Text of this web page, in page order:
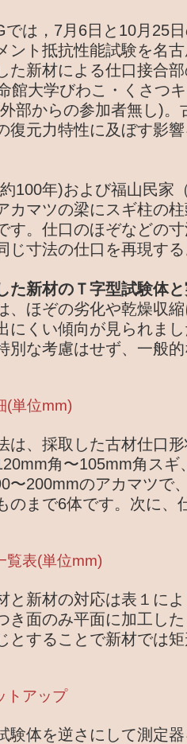
では，7月6日と10月25
ント抵抗性能試験を名
た新材による仕口接合
館大学びわこ・くさつ
部からの参加者無し)。
復元力特性に及ぼす影
100年)および福山民家
カマツの梁にスギ柱の
す。仕口のほぞなどの
じ寸法の仕口を再現す
た新材のＴ字型試験体
、ほぞの劣化や乾燥収
にくい傾向が見られま
別な考慮はせず、一般
単位mm)
は、採取した古材仕口
角〜105mm角スギ
〜200mmのアカマツで
のまで6体です。次に、
表(単位mm)
と新材の対応は表１に
き面のみ平面に加工し
とすることで新材では
トアップ
験体を逆さにして測定